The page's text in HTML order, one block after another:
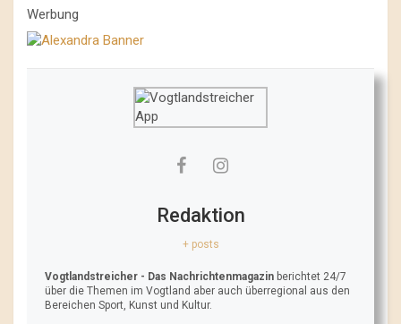
Werbung
Redaktion
+ posts
Vogtlandstreicher - Das Nachrichtenmagazin berichtet 24/7
über die Themen im Vogtland aber auch überregional aus den
Bereichen Sport, Kunst und Kultur.